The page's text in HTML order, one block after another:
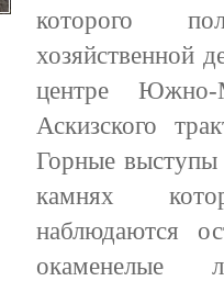
которого
хозяйственной
центре Южно-
Аскизского
Горные выступы
камнях
наблюдаются
окаменелые